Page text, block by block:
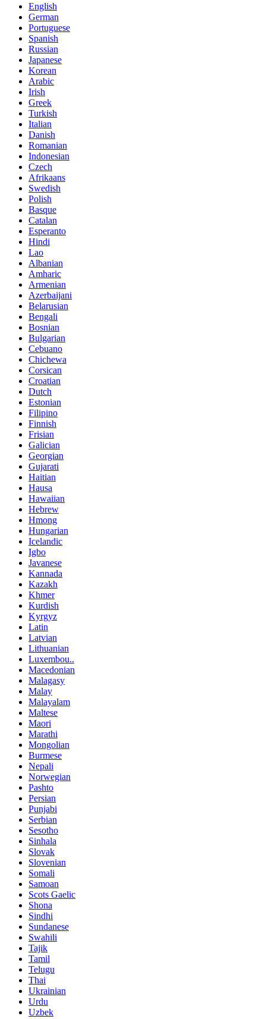
English
German
Portuguese
Spanish
Russian
Japanese
Korean
Arabic
Irish
Greek
Turkish
Italian
Danish
Romanian
Indonesian
Czech
Afrikaans
Swedish
Polish
Basque
Catalan
Esperanto
Hindi
Lao
Albanian
Amharic
Armenian
Azerbaijani
Belarusian
Bengali
Bosnian
Bulgarian
Cebuano
Chichewa
Corsican
Croatian
Dutch
Estonian
Filipino
Finnish
Frisian
Galician
Georgian
Gujarati
Haitian
Hausa
Hawaiian
Hebrew
Hmong
Hungarian
Icelandic
Igbo
Javanese
Kannada
Kazakh
Khmer
Kurdish
Kyrgyz
Latin
Latvian
Lithuanian
Luxembou..
Macedonian
Malagasy
Malay
Malayalam
Maltese
Maori
Marathi
Mongolian
Burmese
Nepali
Norwegian
Pashto
Persian
Punjabi
Serbian
Sesotho
Sinhala
Slovak
Slovenian
Somali
Samoan
Scots Gaelic
Shona
Sindhi
Sundanese
Swahili
Tajik
Tamil
Telugu
Thai
Ukrainian
Urdu
Uzbek